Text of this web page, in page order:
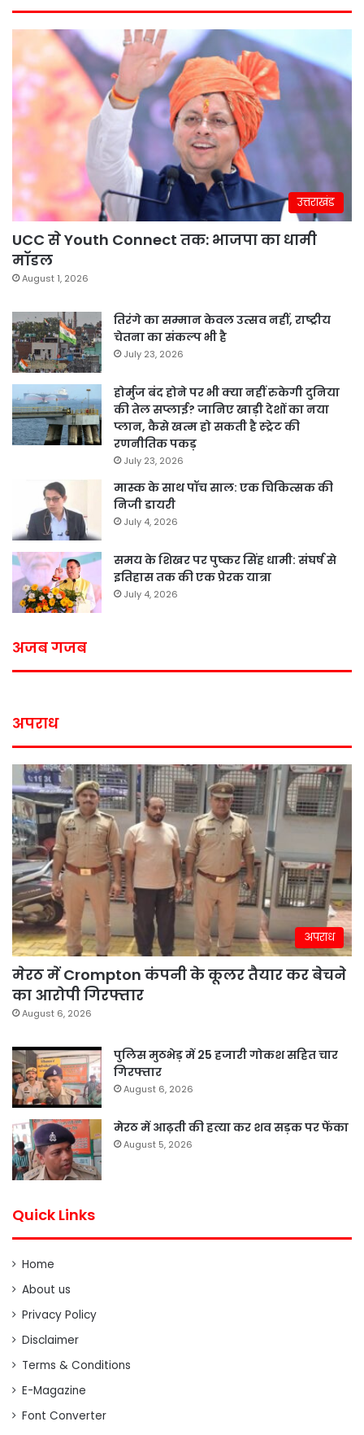
उत्तराखंड
UCC से Youth Connect तक: भाजपा का धामी
मॉडल
August 1, 2026
तिरंगे का सम्मान केवल उत्सव नहीं, राष्ट्रीय
चेतना का संकल्प भी है
July 23, 2026
होर्मुज बंद होने पर भी क्या नहीं रुकेगी दुनिया
की तेल सप्लाई? जानिए खाड़ी देशों का नया
प्लान, कैसे खत्म हो सकती है स्ट्रेट की
रणनीतिक पकड़
July 23, 2026
मास्क के साथ पॉच साल: एक चिकित्सक की
निजी डायरी
July 4, 2026
समय के शिखर पर पुष्कर सिंह धामी: संघर्ष से
इतिहास तक की एक प्रेरक यात्रा
July 4, 2026
अजब गजब
अपराध
अपराध
मेरठ में Crompton कंपनी के कूलर तैयार कर बेचने
का आरोपी गिरफ्तार
August 6, 2026
पुलिस मुठभेड़ में 25 हजारी गोकश सहित चार
गिरफ्तार
August 6, 2026
मेरठ में आढ़ती की हत्या कर शव सड़क पर फेंका
August 5, 2026
Quick Links
Home
About us
Privacy Policy
Disclaimer
Terms & Conditions
E-Magazine
Font Converter